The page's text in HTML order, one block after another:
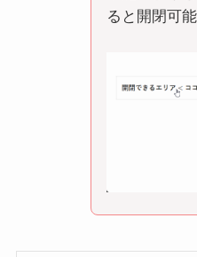
ると開閉可